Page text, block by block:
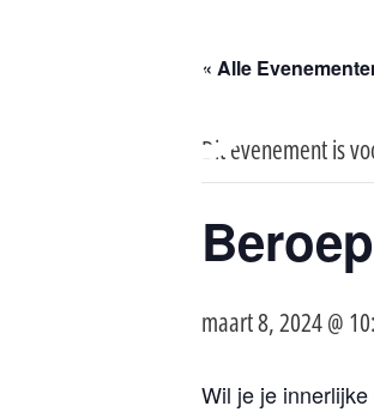
« Alle
Dit evenement is
maart 8, 2024 @
Wil je je